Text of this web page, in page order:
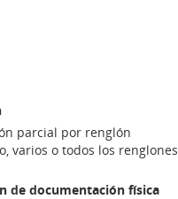
parcial por renglón
varios o todos los renglones
de documentación física